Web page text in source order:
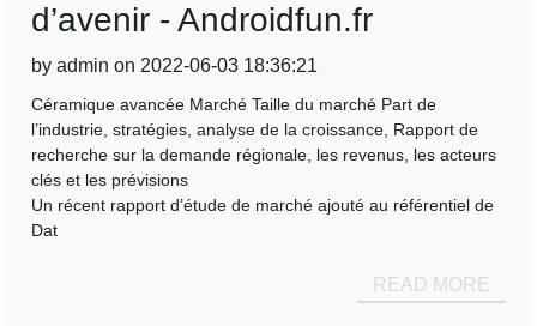
d’avenir - Androidfun.fr
by admin on 2022-06-03 18:36:21
Céramique avancée Marché Taille du marché Part de
l’industrie, stratégies, analyse de la croissance, Rapport de
recherche sur la demande régionale, les revenus, les acteurs
clés et les prévisions
Un récent rapport d’étude de marché ajouté au référentiel de
Dat
READ MORE